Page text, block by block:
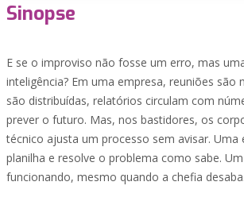
Sinopse
E se o improviso não fosse um erro, mas
inteligência? Em uma empresa, reuniões são
são distribuídas, relatórios circulam com
prever o futuro. Mas, nos bastidores, os
técnico ajusta um processo sem avisar. Uma
planilha e resolve o problema como sabe.
funcionando, mesmo quando a chefia desaba.